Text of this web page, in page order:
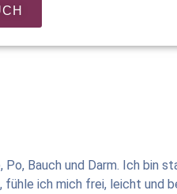
Bauch und Darm. Ich bin
ich mich frei, leicht und